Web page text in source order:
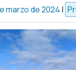
marzo de 2024 |